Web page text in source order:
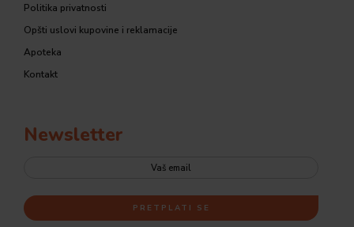
Politika privatnosti
Opšti uslovi kupovine i reklamacije
Apoteka
Kontakt
Newsletter